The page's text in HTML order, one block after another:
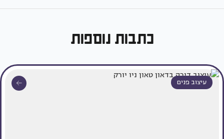
כתבות נוספות
עיצוב פנים